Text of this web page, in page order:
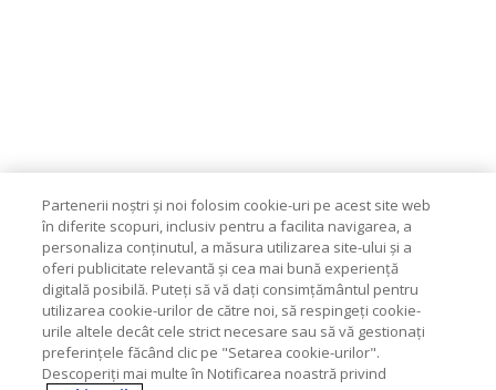
în diferite scopuri, inclusiv pentru a facilita navigarea, a
personaliza conținutul, a măsura utilizarea site-ului și a
oferi publicitate relevantă și cea mai bună experiență
digitală posibilă. Puteți să vă dați consimțământul pentru
utilizarea cookie-urilor de către noi, să respingeți cookie-
urile altele decât cele strict necesare sau să vă gestionați
preferințele făcând clic pe "Setarea cookie-urilor".
Descoperiți mai multe în Notificarea noastră privind
cookie-urile.